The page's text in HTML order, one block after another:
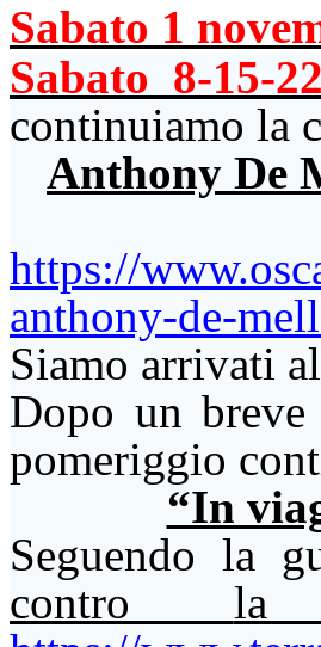
Sabato 1
Sabato 8-15-
continuiamo la
Anthony De
https://
anthony-de-
Siamo arrivati
Dopo un
pomeriggio
“In
Seguendo la
contro la